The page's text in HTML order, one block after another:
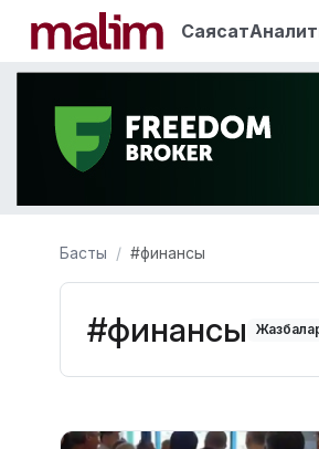
Саясат
Басты #финансы
#финансы